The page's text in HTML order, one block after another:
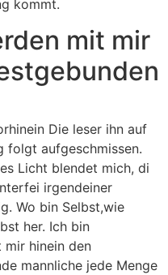
kommt.
mit mir
Die leser ihn auf
folgt aufgeschmissen.
Licht blendet mich, di
irgendeiner
Wo bin Selbst,wie
her. Ich bin
mir hinein den
mannliche jede Menge